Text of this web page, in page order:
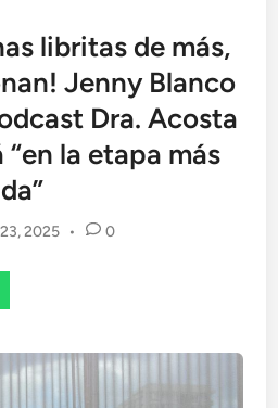
libritas de más,
Jenny Blanco
Dra. Acosta
la etapa más
2025 • 0